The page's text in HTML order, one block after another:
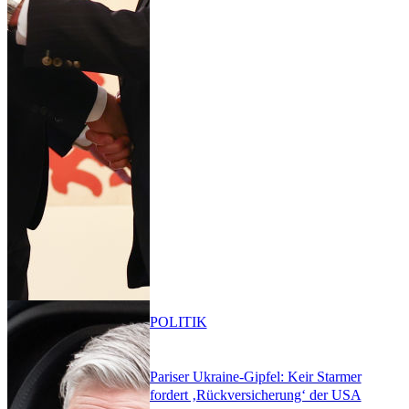
Pariser Ukraine-Gipfel: Keir Starmer
fordert ‚Rückversicherung‘ der USA
POLITIK